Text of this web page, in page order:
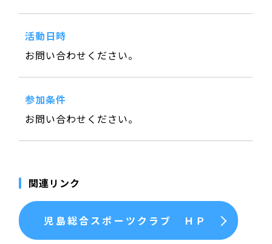
活動日時
お問い合わせください。
参加条件
お問い合わせください。
関連リンク
児島総合スポーツクラブ ＨＰ